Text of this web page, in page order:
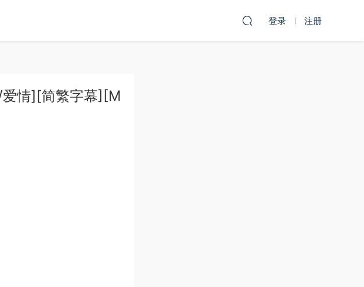
登录 注册
情][简繁字幕][M